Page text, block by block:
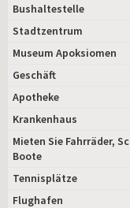
Bushaltestelle
Stadtzentrum
Museum Apoksiomen
Geschäft
Apotheke
Krankenhaus
Mieten Sie Fahrräder,
Boote
Tennisplätze
Flughafen